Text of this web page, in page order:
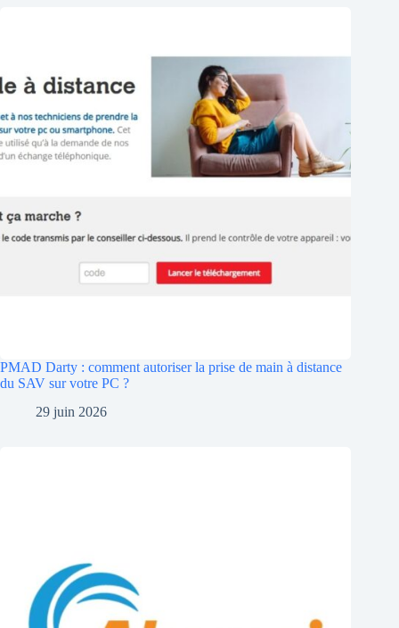
PMAD Darty : comment autoriser la prise de main à distance
du SAV sur votre PC ?
29 juin 2026